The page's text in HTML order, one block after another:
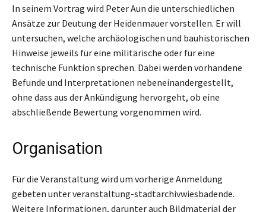
In seinem Vortrag wird Peter Aun die unterschiedlichen
Ansätze zur Deutung der Heidenmauer vorstellen. Er will
untersuchen, welche archäologischen und bauhistorischen
Hinweise jeweils für eine militärische oder für eine
technische Funktion sprechen. Dabei werden vorhandene
Befunde und Interpretationen nebeneinandergestellt,
ohne dass aus der Ankündigung hervorgeht, ob eine
abschließende Bewertung vorgenommen wird.
Organisation
Für die Veranstaltung wird um vorherige Anmeldung
gebeten unter veranstaltung-stadtarchivwiesbadende.
Weitere Informationen, darunter auch Bildmaterial der